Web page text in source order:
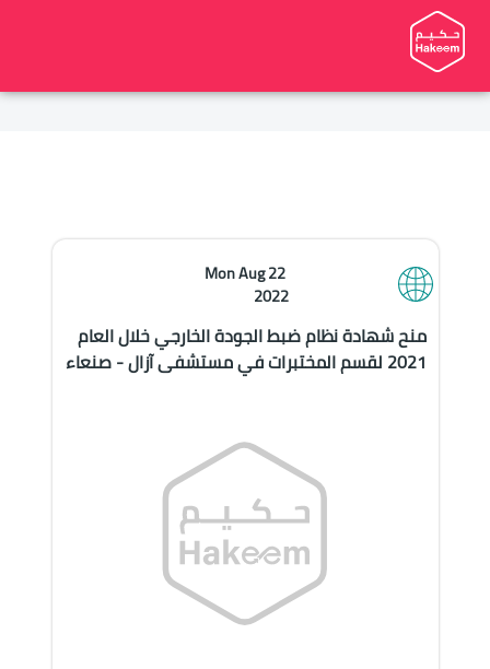
Mon Aug 22
2022
منح شهادة نظام ضبط الجودة الخارجي خلال العام
2021 لقسم المختبرات في مستشفى آزال - صنعاء